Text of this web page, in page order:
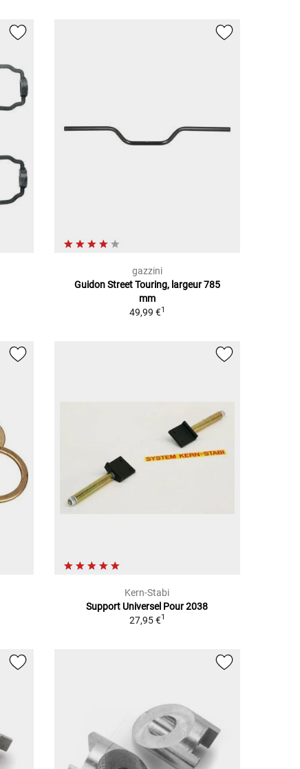
gazzini
Guidon Street Touring, largeur 785
mm
49,99 €1
Kern-Stabi
Support Universel Pour 2038
27,95 €1